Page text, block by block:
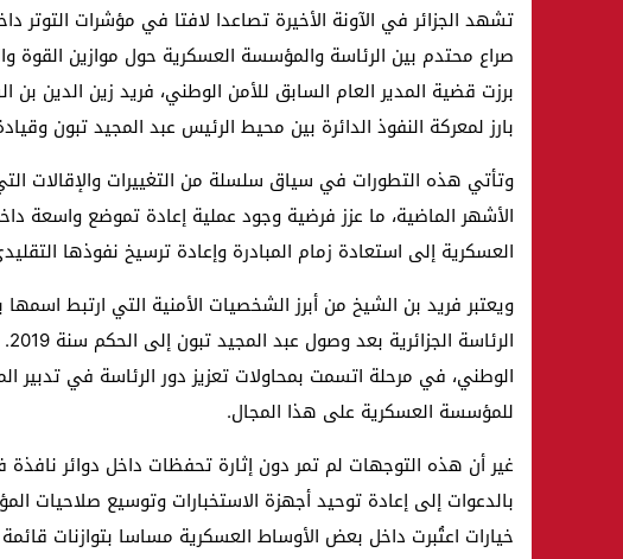
تشهد الجزائر في الآونة الأخيرة تصاعدا لافتا في مؤشرات
صراع محتدم بين الرئاسة والمؤسسة العسكرية حول موازين
برزت قضية المدير العام السابق للأمن الوطني، فريد زين الدين
بارز لمعركة النفوذ الدائرة بين محيط الرئيس عبد المجيد تبون
وتأتي هذه التطورات في سياق سلسلة من التغييرات والإقالات
الأشهر الماضية، ما عزز فرضية وجود عملية إعادة تموضع واسعة
العسكرية إلى استعادة زمام المبادرة وإعادة ترسيخ نفوذها
ويعتبر فريد بن الشيخ من أبرز الشخصيات الأمنية التي ارتبط
الوطني، في مرحلة اتسمت بمحاولات تعزيز دور الرئاسة في تدبير
للمؤسسة العسكرية على هذا المجال.
غير أن هذه التوجهات لم تمر دون إثارة تحفظات داخل دوائر
بالدعوات إلى إعادة توحيد أجهزة الاستخبارات وتوسيع صلاحيات
خيارات اعتُبرت داخل بعض الأوساط العسكرية مساسا بتوازنات